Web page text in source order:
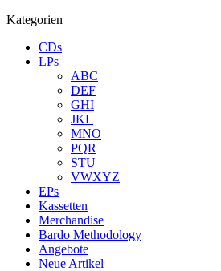
Kategorien
CDs
LPs
ABC
DEF
GHI
JKL
MNO
PQR
STU
VWXYZ
EPs
Kassetten
Merchandise
Bardo Methodology
Angebote
Neue Artikel